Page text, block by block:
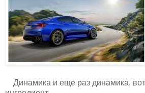
Динамика и еще раз динамика,